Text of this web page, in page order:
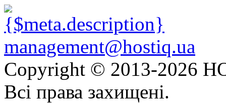
management@hostiq.ua
Copyright © 2013-2026
Всі права захищені.